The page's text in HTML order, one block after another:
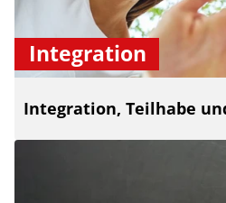
Integration
Integration, Teilhabe